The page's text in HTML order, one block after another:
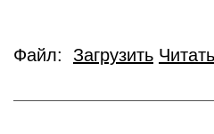
Файл: Загрузить